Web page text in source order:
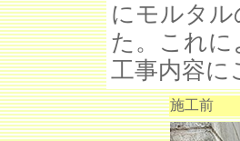
にモルタ
た。これ
工事内容に
施工前